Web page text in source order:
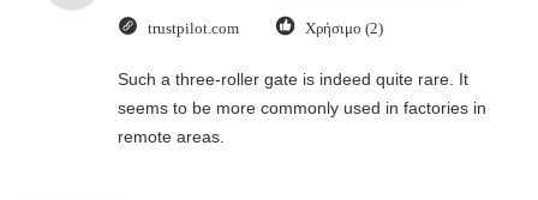
trustpilot.com Χρήσιμο (2)
Such a three-roller gate is indeed quite rare. It
seems to be more commonly used in factories in
remote areas.